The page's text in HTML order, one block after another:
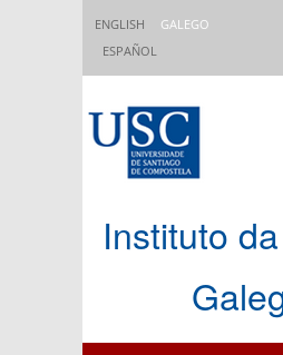
ENGLISH
GALEGO
ESPAÑOL
Instituto